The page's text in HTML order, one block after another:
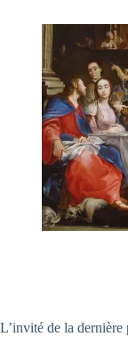
L’invité de la dernière